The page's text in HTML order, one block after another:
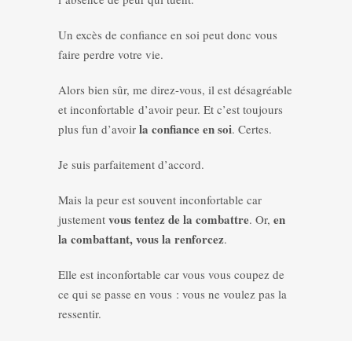
Un excès de confiance en soi peut donc vous
faire perdre votre vie.
Alors bien sûr, me direz-vous, il est désagréable
et inconfortable d’avoir peur. Et c’est toujours
plus fun d’avoir la confiance en soi. Certes.
Je suis parfaitement d’accord.
Mais la peur est souvent inconfortable car
justement vous tentez de la combattre. Or, en
la combattant, vous la renforcez.
Elle est inconfortable car vous vous coupez de
ce qui se passe en vous : vous ne voulez pas la
ressentir.